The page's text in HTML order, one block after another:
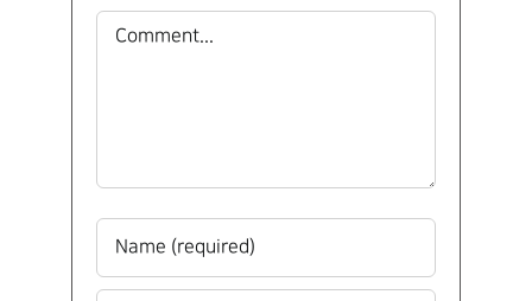
Comment